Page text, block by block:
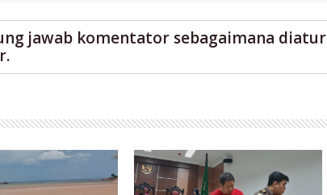
jawab komentator sebagaimana diatur